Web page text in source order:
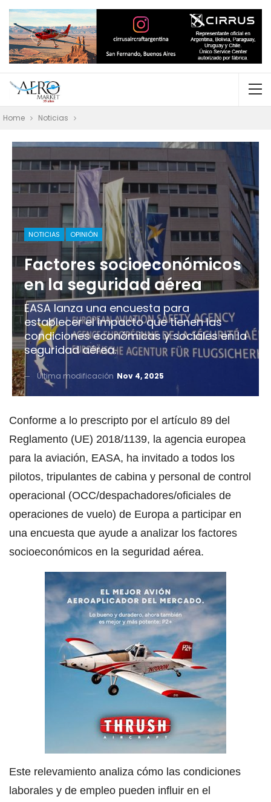
Home Noticias
NOTICIAS OPINIÓN
Factores socioeconómicos
en la seguridad aérea
EASA lanza una encuesta para
establecer el impacto que tienen las
condiciones económicas y sociales en la
seguridad aérea.
Última modificación Nov 4, 2025
Conforme a lo prescripto por el artículo 89 del
Reglamento (UE) 2018/1139, la agencia europea
para la aviación, EASA, ha invitado a todos los
pilotos, tripulantes de cabina y personal de control
operacional (OCC/despachadores/oficiales de
operaciones de vuelo) de Europa a participar en
una encuesta que ayude a analizar los factores
socioeconómicos en la seguridad aérea.
Este relevamiento analiza cómo las condiciones
laborales y de empleo pueden influir en el